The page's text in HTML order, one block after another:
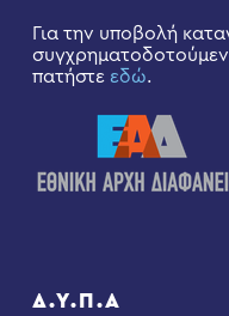
Για την υποβολή
πατήστε εδώ.
Δ.Υ.Π.Α